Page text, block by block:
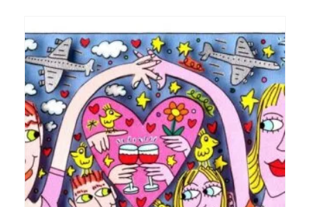
Varianten
auf.
Die
Optionen
können
auf
der
Produktseite
gewählt
werden